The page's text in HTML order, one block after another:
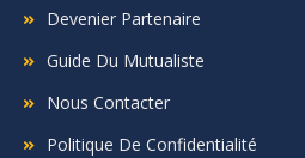
Devenier Partenaire
Guide Du Mutualiste
Nous Contacter
Politique De Confidentialité